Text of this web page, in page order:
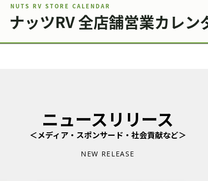
ニュースリリース
＜メディア・スポンサード・社会貢献など＞
NEW RELEASE